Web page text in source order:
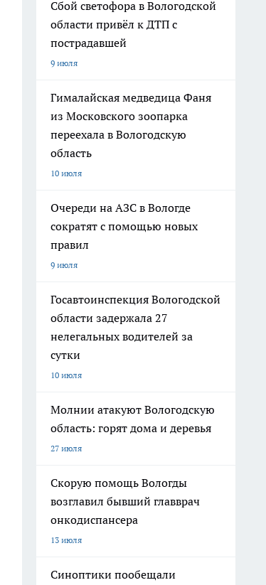
Сбой светофора в Вологодской
области привёл к ДТП с
пострадавшей
9 июля
Гималайская медведица Фаня
из Московского зоопарка
переехала в Вологодскую
область
10 июля
Очереди на АЗС в Вологде
сократят с помощью новых
правил
9 июля
Госавтоинспекция Вологодской
области задержала 27
нелегальных водителей за
сутки
10 июля
Молнии атакуют Вологодскую
область: горят дома и деревья
27 июля
Скорую помощь Вологды
возглавил бывший главврач
онкодиспансера
13 июля
Синоптики пообещали